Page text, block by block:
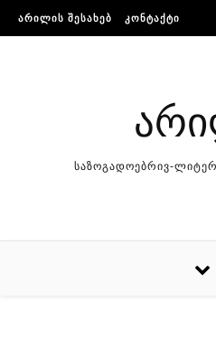
Skip to content
ᲐᲠᲘᲚᲘᲡ ᲨᲔᲡᲐᲮᲔᲑ ᲙᲝᲜᲢᲐᲥᲢᲘ
საზოგადოებრივ-